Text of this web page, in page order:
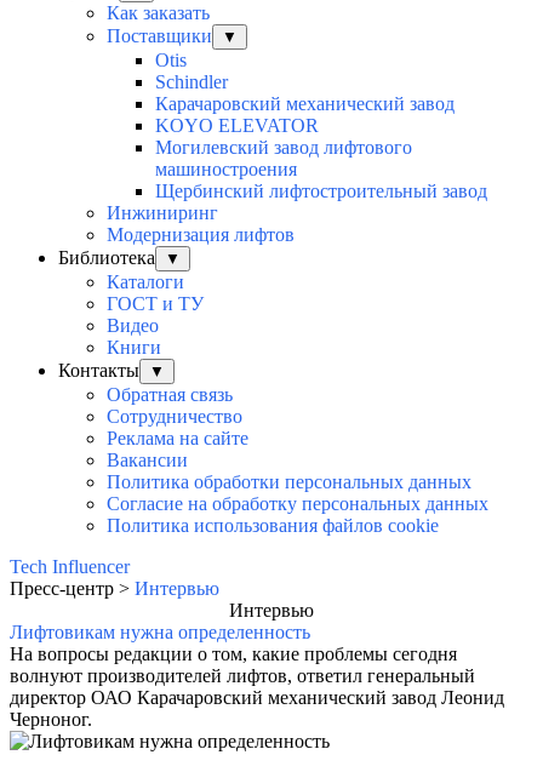
Как заказать
Поставщики
▼
Otis
Schindler
Карачаровский механический завод
KOYO ELEVATOR
Могилевский завод лифтового
машиностроения
Щербинский лифтостроительный завод
Инжиниринг
Модернизация лифтов
Библиотека
▼
Каталоги
ГОСТ и ТУ
Видео
Книги
Контакты
▼
Обратная связь
Сотрудничество
Реклама на сайте
Вакансии
Политика обработки персональных данных
Согласие на обработку персональных данных
Политика использования файлов cookie
Tech Influencer
Пресс-центр > Интервью
Интервью
Лифтовикам нужна определенность
На вопросы редакции о том, какие проблемы сегодня
волнуют производителей лифтов, ответил генеральный
директор ОАО Карачаровский механический завод Леонид
Черноног.